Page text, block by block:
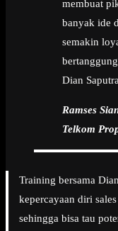
membuat
banyak ide
semakin
Dian
Ramses
Telkom
Training bersama
kepercayaan diri
sehingga bisa tau